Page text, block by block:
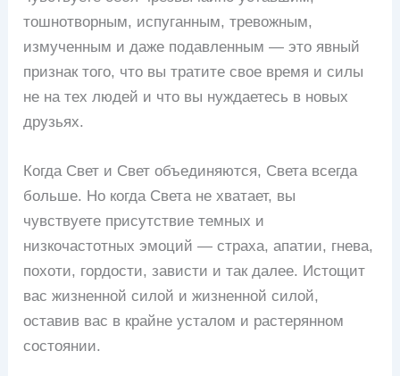
тошнотворным, испуганным, тревожным,
измученным и даже подавленным — это явный
признак того, что вы тратите свое время и силы
не на тех людей и что вы нуждаетесь в новых
друзьях.
Когда Свет и Свет объединяются, Света всегда
больше. Но когда Света не хватает, вы
чувствуете присутствие темных и
низкочастотных эмоций — страха, апатии, гнева,
похоти, гордости, зависти и так далее. Истощит
вас жизненной силой и жизненной силой,
оставив вас в крайне усталом и растерянном
состоянии.